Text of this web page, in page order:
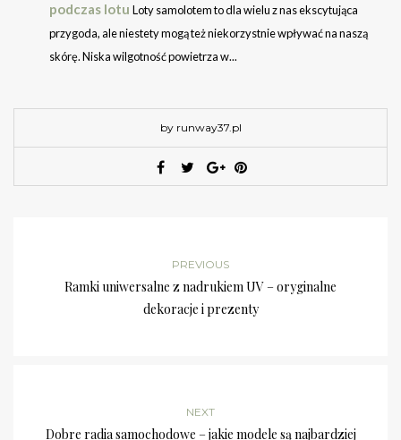
podczas lotu Loty samolotem to dla wielu z nas ekscytująca
przygoda, ale niestety mogą też niekorzystnie wpływać na naszą
skórę. Niska wilgotność powietrza w...
by runway37.pl
PREVIOUS
Ramki uniwersalne z nadrukiem UV – oryginalne
dekoracje i prezenty
NEXT
Dobre radia samochodowe – jakie modele są najbardziej